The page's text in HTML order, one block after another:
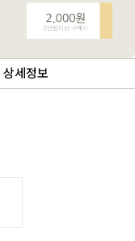
상세정보